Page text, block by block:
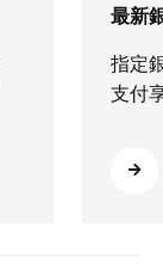
最新
指定
支付